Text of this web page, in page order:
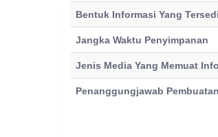
Bentuk Informasi Yang
Jangka Waktu Penyimpanan
Jenis Media Yang Memuat
Penanggungjawab